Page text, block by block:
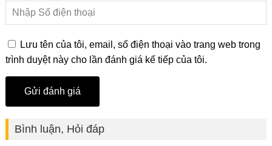
Lưu tên của tôi, email, số điện thoại vào trang web trong
trình duyệt này cho lần đánh giá kế tiếp của tôi.
Bình luận, Hỏi đáp